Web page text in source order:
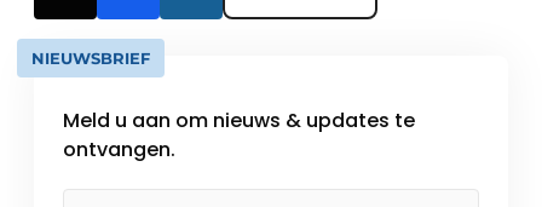
NIEUWSBRIEF
Meld u aan om nieuws & updates te
ontvangen.